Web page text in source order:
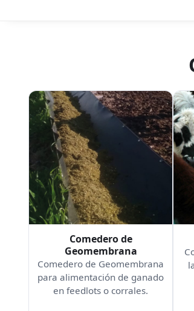
Comedero de
Geomembrana
Comedero de Geomembrana
para alimentación de ganado
en feedlots o corrales.